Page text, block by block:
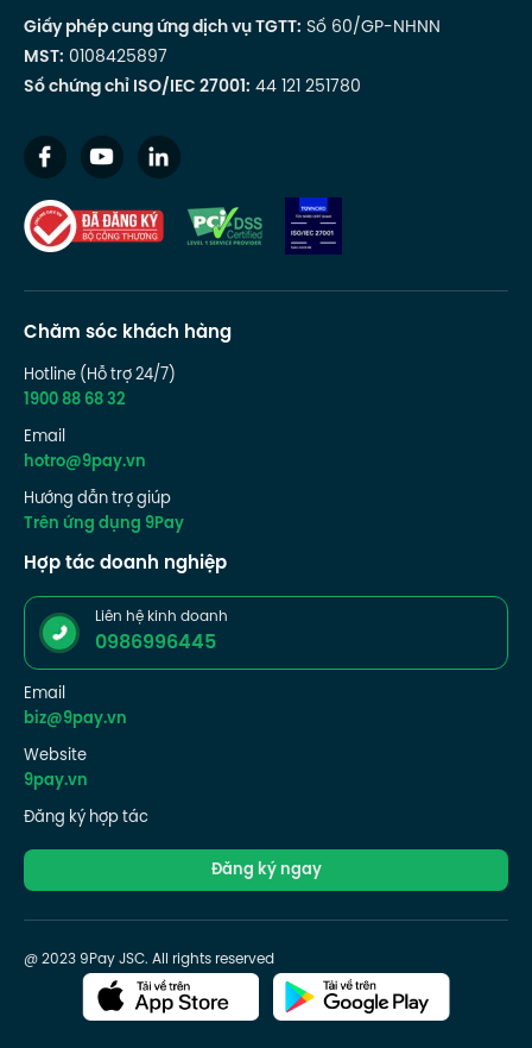
Giấy phép cung ứng dịch vụ TGTT: Số 60/GP-NHNN
MST: 0108425897
Số chứng chỉ ISO/IEC 27001: 44 121 251780
Chăm sóc khách hàng
Hotline (Hỗ trợ 24/7)
1900 88 68 32
Email
hotro@9pay.vn
Hướng dẫn trợ giúp
Trên ứng dụng 9Pay
Hợp tác doanh nghiệp
Liên hệ kinh doanh
0986996445
Email
biz@9pay.vn
Website
9pay.vn
Đăng ký hợp tác
Đăng ký ngay
@ 2023 9Pay JSC. All rights reserved